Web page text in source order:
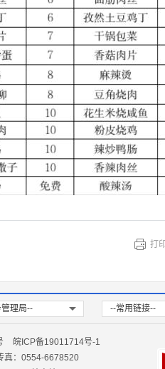
打
理局-- --常用链接--
皖ICP备19011714号-1
真：0554-6678520